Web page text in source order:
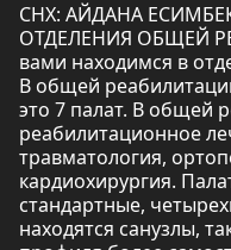
СНХ: АЙДАНА
ОТДЕЛЕНИЯ ОБЩЕЙ
вами находимся в
В общей
это 7 палат. В общей
реабилитационное
травматология,
кардиохирургия.
стандартные,
находятся санузлы,